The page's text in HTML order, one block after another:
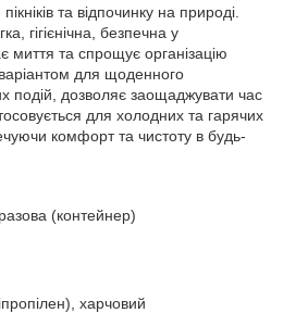
та відпочинку на природі.
гігієнічна, безпечна у
миття та спрощує організацію
для щоденного
подій, дозволяє заощаджувати час
для холодних та гарячих
комфорт та чистоту в будь-
(контейнер)
харчовий